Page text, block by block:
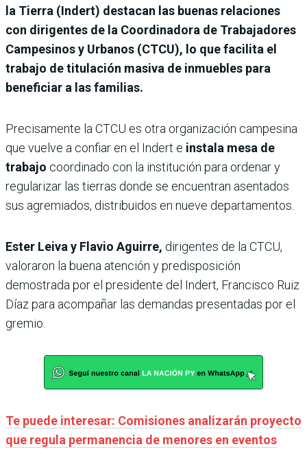
la Tierra (Indert) destacan las buenas relaciones
con dirigentes de la Coordinadora de Trabajadores
Campesinos y Urbanos (CTCU), lo que facilita el
trabajo de titulación masiva de inmuebles para
beneficiar a las familias.
Precisamente la CTCU es otra organización campesina
que vuelve a confiar en el Indert e instala mesa de
trabajo coordinado con la institución para ordenar y
regularizar las tierras donde se encuentran asentados
sus agremiados, distribuidos en nueve departamentos.
Ester Leiva y Flavio Aguirre, dirigentes de la CTCU,
valoraron la buena atención y predisposición
demostrada por el presidente del Indert, Francisco Ruiz
Díaz para acompañar las demandas presentadas por el
gremio.
Te puede interesar: Comisiones analizarán proyecto
que regula permanencia de menores en eventos